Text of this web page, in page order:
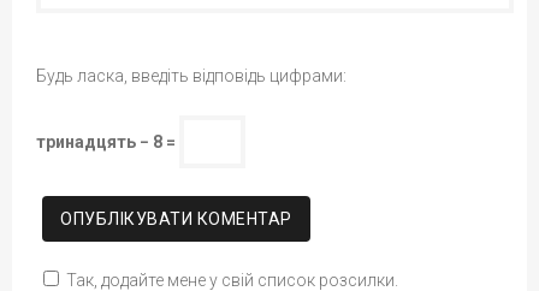
Будь ласка, введіть відповідь цифрами:
тринадцять − 8 =
Так, додайте мене у свій список розсилки.